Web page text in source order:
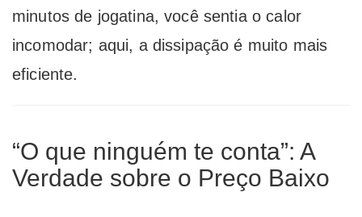
minutos de jogatina, você sentia o calor
incomodar; aqui, a dissipação é muito mais
eficiente.
“O que ninguém te conta”: A
Verdade sobre o Preço Baixo